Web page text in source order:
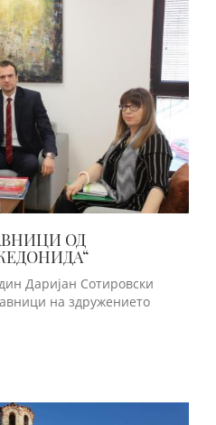
ОД
Даријан Сотировски
на здружението